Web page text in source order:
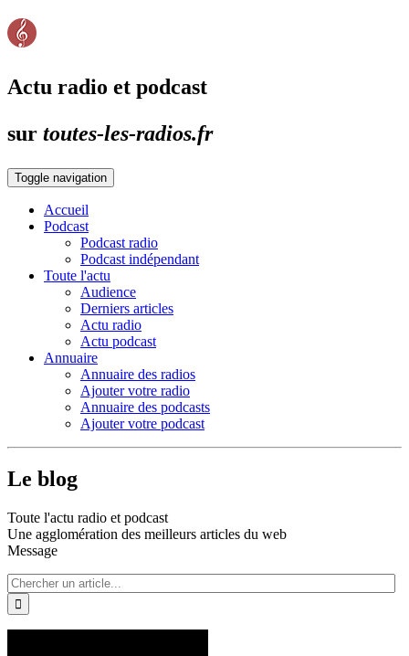
Actu radio et podcast
sur toutes-les-radios.fr
Toggle navigation
Accueil
Podcast
Podcast radio
Podcast indépendant
Toute l'actu
Audience
Derniers articles
Actu radio
Actu podcast
Annuaire
Annuaire des radios
Ajouter votre radio
Annuaire des podcasts
Ajouter votre podcast
Le blog
Toute l'actu radio et podcast
Une agglomération des meilleurs articles du web
Message